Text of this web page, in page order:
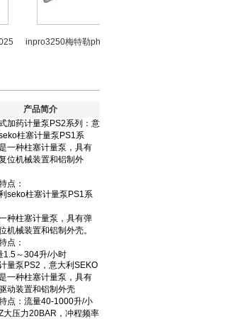
inpro3250梅特勒ph计电极
产品简介